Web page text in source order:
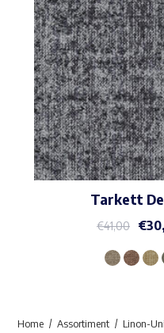
Tarkett
€41,00 €
Home Assortiment Linon-